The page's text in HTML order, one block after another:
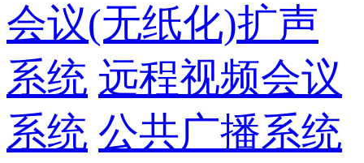
会议(无纸化)扩声
系统 远程视频会议
系统 公共广播系统